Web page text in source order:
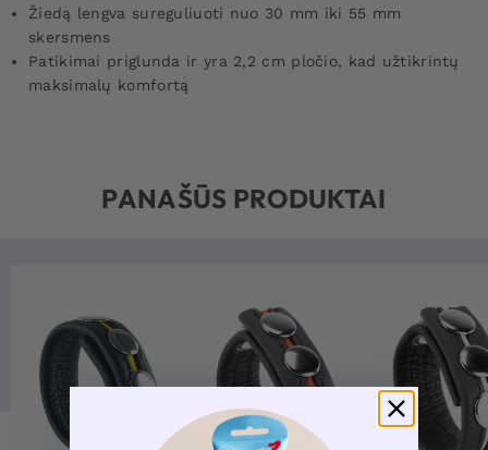
Žiedą lengva sureguliuoti nuo 30 mm iki 55 mm
skersmens
Patikimai priglunda ir yra 2,2 cm pločio, kad užtikrintų
maksimalų komfortą
PANAŠŪS PRODUKTAI